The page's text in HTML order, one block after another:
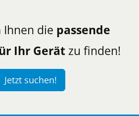
die passende
Ihr Gerät zu finden!
Jetzt suchen!